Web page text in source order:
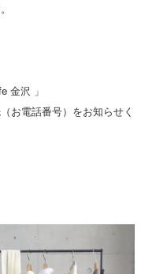
金沢 」
お電話番号）をお知らせく